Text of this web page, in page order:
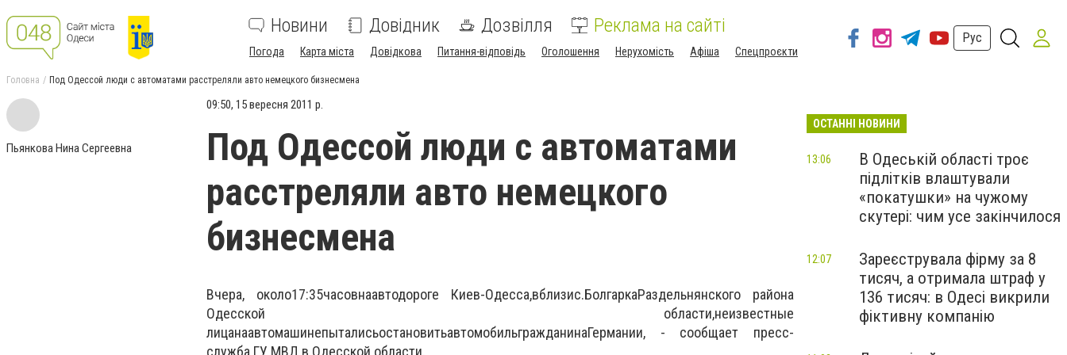
Новини Довідник Дозвілля Реклама на сайті
Погода Карта міста Довідкова Питання-відповідь Оголошення Нерухомість Афіша Спецпроєкти
Рус
Головна Под Одессой люди с автоматами расстреляли авто немецкого бизнесмена
Пьянкова Нина Сергеевна
09:50, 15 вересня 2011 р.
Под Одессой люди с автоматами
расстреляли авто немецкого
бизнесмена
Вчера, около17:35часовнаавтодороге Киев-Одесса,вблизис.БолгаркаРаздельнянского района
Одесской области,неизвестные
лицанаавтомашинепыталисьостановитьавтомобильгражданинаГермании, - сообщает пресс-
служба ГУ МВД в Одесской области.
ОСТАННІ НОВИНИ
В Одеській області троє
підлітків влаштували
«покатушки» на чужому
скутері: чим усе закінчилося
13:06
Зареєструвала фірму за 8
тисяч, а отримала штраф у
136 тисяч: в Одесі викрили
фіктивну компанію
12:07